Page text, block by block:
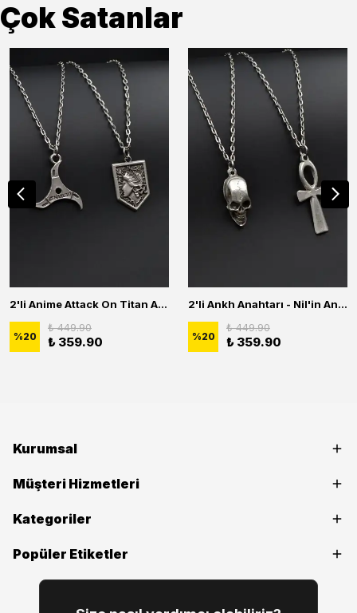
Çok Satanlar
2'li Anime Attack On Titan Acrylic Maria Anime Naruto Erkek Kadın Kolye Seti
%20
₺ 449.90
₺ 359.90
2'li Ankh Anahtarı - Nil'in Anahtarı - Kuru Kafa Erkek Kadın Kolye Seti
%20
₺ 449.90
₺ 359.90
Kurumsal
Müşteri Hizmetleri
Kategoriler
Popüler Etiketler